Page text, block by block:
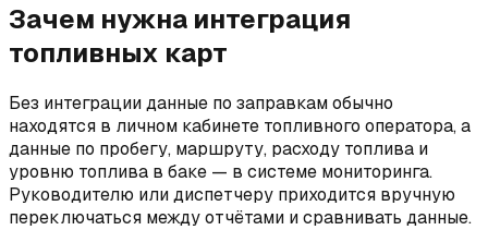
Зачем нужна интеграция
топливных карт
Без интеграции данные по заправкам обычно
находятся в личном кабинете топливного оператора, а
данные по пробегу, маршруту, расходу топлива и
уровню топлива в баке — в системе мониторинга.
Руководителю или диспетчеру приходится вручную
переключаться между отчётами и сравнивать данные.